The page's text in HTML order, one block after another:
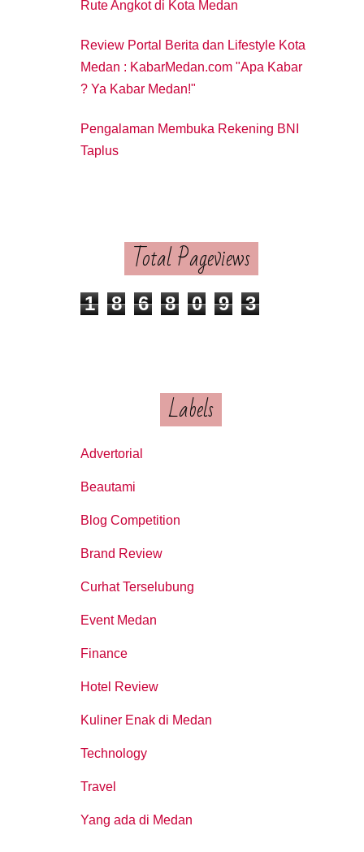
Rute Angkot di Kota Medan
Review Portal Berita dan Lifestyle Kota
Medan : KabarMedan.com "Apa Kabar
? Ya Kabar Medan!"
Pengalaman Membuka Rekening BNI
Taplus
Total Pageviews
1 8 6 8 0 9 3
Labels
Advertorial
Beautami
Blog Competition
Brand Review
Curhat Terselubung
Event Medan
Finance
Hotel Review
Kuliner Enak di Medan
Technology
Travel
Yang ada di Medan